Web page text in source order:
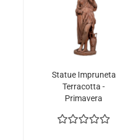
Statue Impruneta
Terracotta -
Primavera